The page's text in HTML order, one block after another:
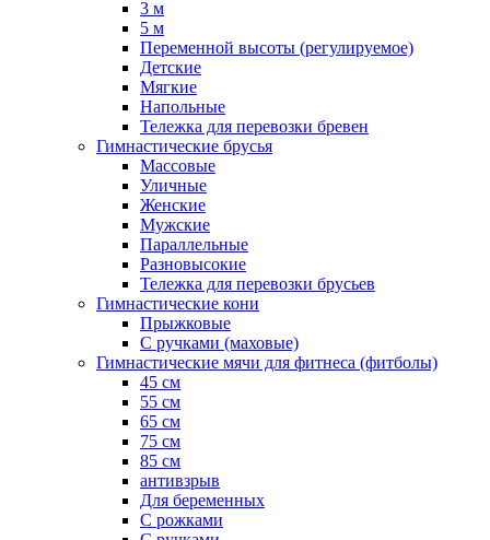
3 м
5 м
Переменной высоты (регулируемое)
Детские
Мягкие
Напольные
Тележка для перевозки бревен
Гимнастические брусья
Массовые
Уличные
Женские
Мужские
Параллельные
Разновысокие
Тележка для перевозки брусьев
Гимнастические кони
Прыжковые
С ручками (маховые)
Гимнастические мячи для фитнеса (фитболы)
45 см
55 см
65 см
75 см
85 см
антивзрыв
Для беременных
С рожками